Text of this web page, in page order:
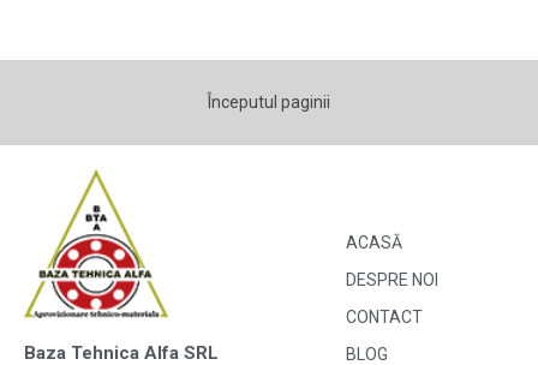
Începutul paginii
Baza Tehnica Alfa SRL
ACASĂ
DESPRE NOI
CONTACT
BLOG